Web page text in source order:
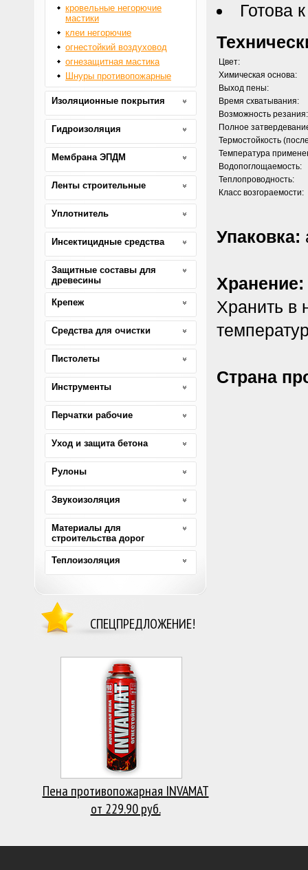
Готова
Цвет:
Химическая основа:
Выход пены:
Время схватывания:
Возможность резания:
Полное
Термостойкость
Температура
Водопоглощаемость:
Теплопроводность:
Класс возгораемости:
Упаковка:
Хранение:
Хранить в
Страна
кровельные негорючие
мастики
клеи негорючие
огнестойкий воздуховод
огнезащитная мастика
Шнуры противопожарные
Изоляционные покрытия
Гидроизоляция
Мембрана ЭПДМ
Ленты строительные
Уплотнитель
Инсектицидные средства
Защитные составы для
древесины
Крепеж
Средства для очистки
Пистолеты
Инструменты
Перчатки рабочие
Уход и защита бетона
Рулоны
Звукоизоляция
Материалы для
строительства дорог
Теплоизоляция
СПЕЦПРЕДЛОЖЕНИЕ!
Пена противопожарная INVAMAT
от 229.90 руб.